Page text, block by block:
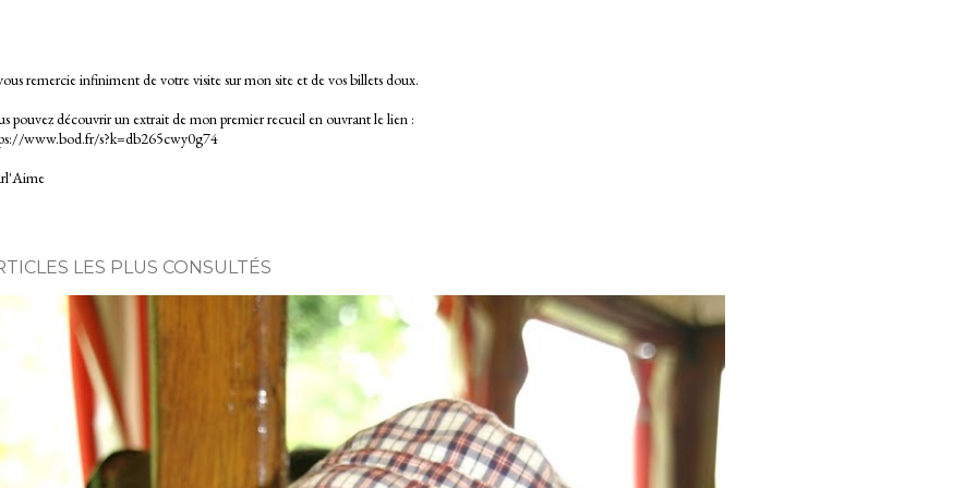
remercie infiniment de votre visite sur mon site et de vos billets doux.
pouvez découvrir un extrait de mon premier recueil en ouvrant le lien :
www.bod.fr/s?k=db265cwy0g74
LES PLUS CONSULTÉS